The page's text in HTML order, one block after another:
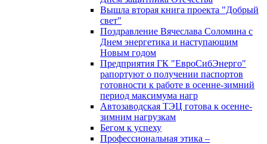
Вышла вторая книга проекта "Добрый
свет"
Поздравление Вячеслава Соломина с
Днем энергетика и наступающим
Новым годом
Предприятия ГК "ЕвроСибЭнерго"
рапортуют о получении паспортов
готовности к работе в осенне-зимний
период максимума нагр
Автозаводская ТЭЦ готова к осенне-
зимним нагрузкам
Бегом к успеху
Профессиональная этика –